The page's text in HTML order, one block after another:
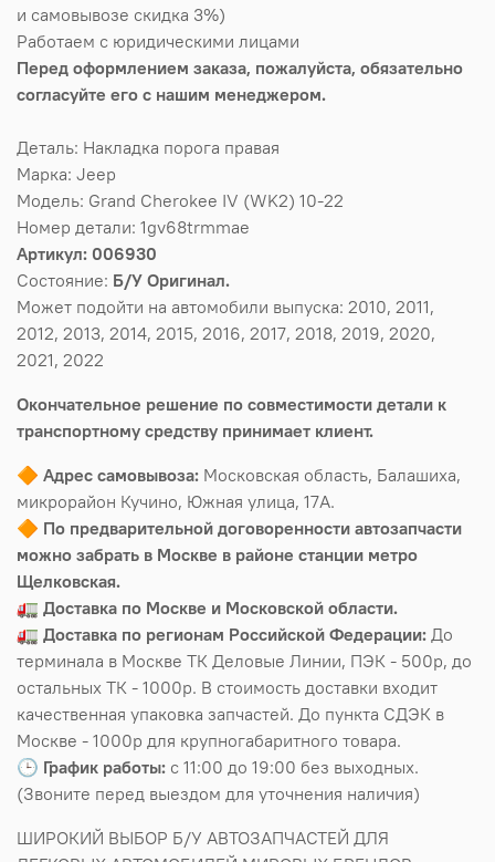
и самовывозе скидка 3%)
Работаем с юридическими лицами
Перед оформлением заказа, пожалуйста, обязательно
согласуйте его с нашим менеджером.
Деталь: Накладка порога правая
Марка: Jeep
Модель: Grand Cherokee IV (WK2) 10-22
Номер детали: 1gv68trmmae
Артикул: 006930
Состояние: Б/У Оригинал.
Может подойти на автомобили выпуска: 2010, 2011,
2012, 2013, 2014, 2015, 2016, 2017, 2018, 2019, 2020,
2021, 2022
Окончательное решение по совместимости детали к
транспортному средству принимает клиент.
🔶 Адрес самовывоза: Московская область, Балашиха,
микрорайон Кучино, Южная улица, 17А.
🔶 По предварительной договоренности автозапчасти
можно забрать в Москве в районе станции метро
Щелковская.
🚛 Доставка по Москве и Московской области.
🚛 Доставка по регионам Российской Федерации: До
терминала в Москве ТК Деловые Линии, ПЭК - 500р, до
остальных ТК - 1000р. В стоимость доставки входит
качественная упаковка запчастей. До пункта СДЭК в
Москве - 1000р для крупногабаритного товара.
🕒 График работы: с 11:00 до 19:00 без выходных.
(Звоните перед выездом для уточнения наличия)
ШИРОКИЙ ВЫБОР Б/У АВТОЗАПЧАСТЕЙ ДЛЯ